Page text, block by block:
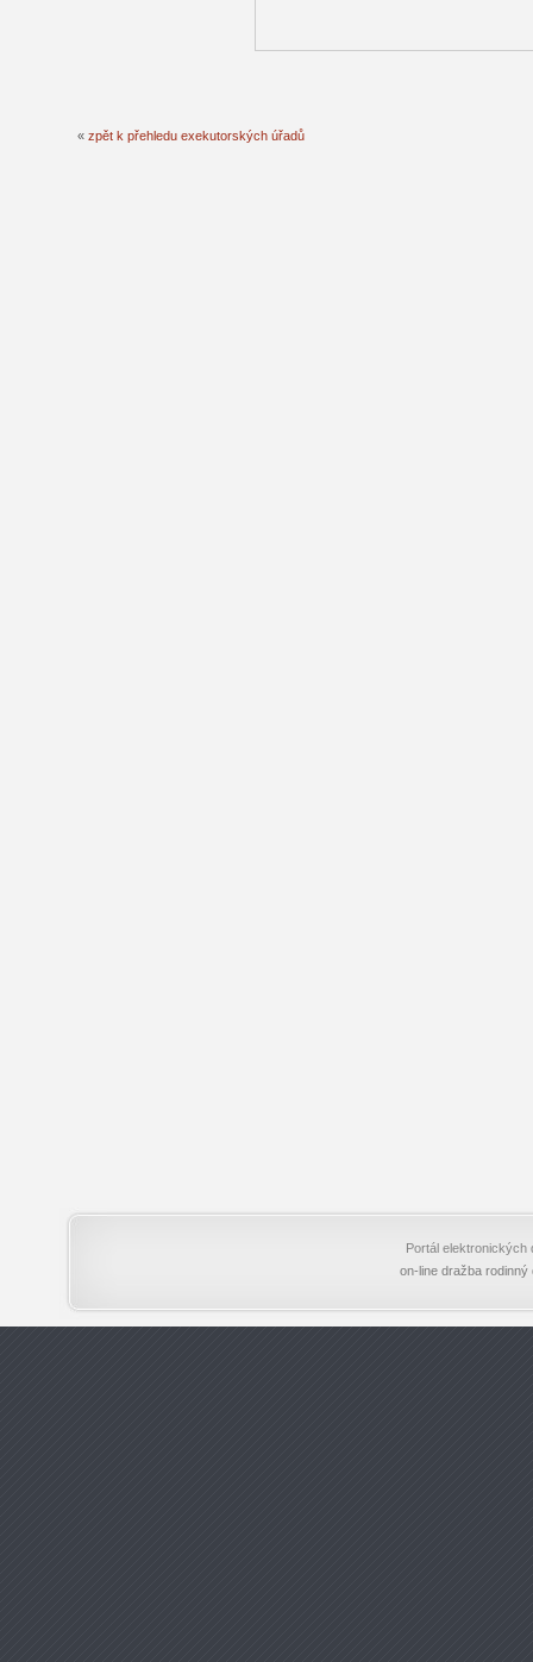
« zpět k přehledu exekutorských úřadů
Portál
on-line dražba rodinný